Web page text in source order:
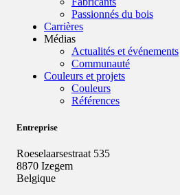
Passionnés du bois
Carrières
Médias
Actualités et événements
Communauté
Couleurs et projets
Couleurs
Références
Entreprise
Roeselaarsestraat 535
8870 Izegem
Belgique